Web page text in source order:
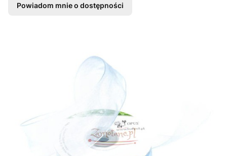
Powiadom mnie o dostępności